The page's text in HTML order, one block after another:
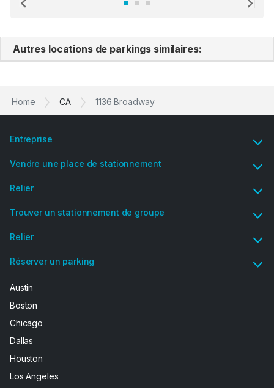
the staff who serve as a third party in distributing the
Previous
Autres locations de parkings similaires:
Home CA 1136 Broadway
Entreprise
Vendre une place de stationnement
Relier
Trouver un stationnement de groupe
Relier
Réserver un parking
Austin
Boston
Chicago
Dallas
Houston
Los Angeles